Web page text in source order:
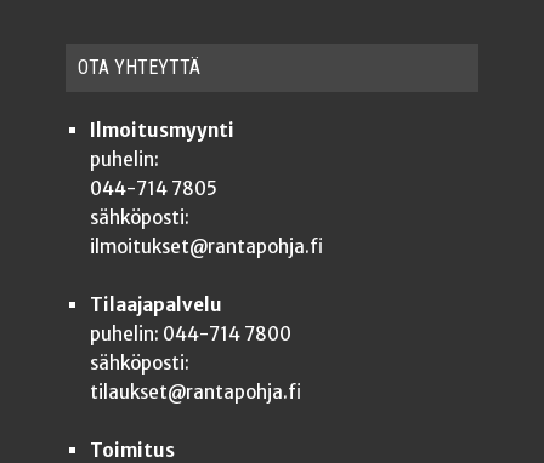
OTA YHTEYT­TÄ
Ilmoitusmyynti
puhelin:
044-714 7805
sähköposti:
ilmoitukset@rantapohja.fi
Tilaajapalvelu
puhelin: 044-714 7800
sähköposti:
tilaukset@rantapohja.fi
Toimitus